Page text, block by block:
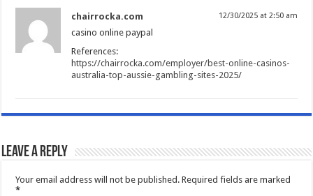
chairrocka.com 12/30/2025 at 2:50 am
casino online paypal
References:
https://chairrocka.com/employer/best-online-casinos-
australia-top-aussie-gambling-sites-2025/
Leave a Reply
Your email address will not be published. Required fields are marked
*